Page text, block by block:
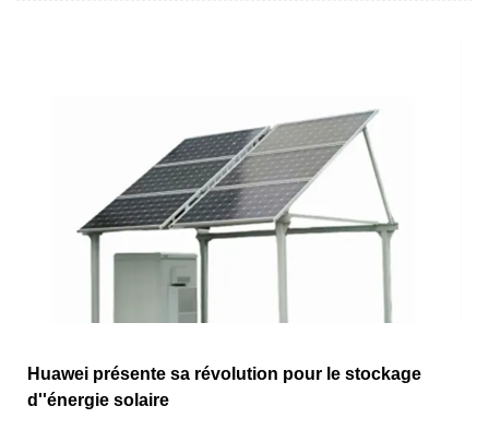
Huawei présente sa révolution pour le stockage
d''énergie solaire